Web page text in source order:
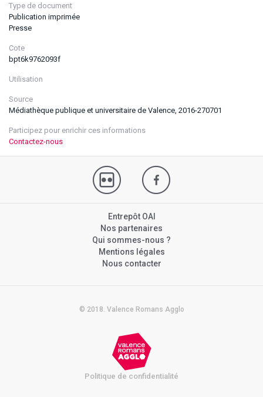
Type de document
Publication imprimée
Presse
Cote
bpt6k9762093f
Utilisation
Source
Médiathèque publique et universitaire de Valence, 2016-270701
Participez pour enrichir ces informations
Contactez-nous
Entrepôt OAI
Nos partenaires
Qui sommes-nous ?
Mentions légales
Nous contacter
© 2018. Valence Romans Agglo
Politique de confidentialité